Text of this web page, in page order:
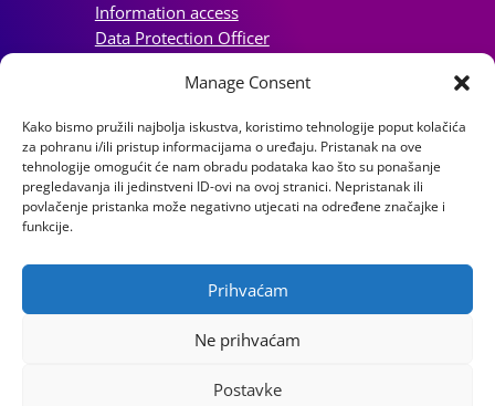
Manage Consent
Kako bismo pružili najbolja iskustva, koristimo tehnologije poput kolačića
za pohranu i/ili pristup informacijama o uređaju. Pristanak na ove
tehnologije omogućit će nam obradu podataka kao što su ponašanje
pregledavanja ili jedinstveni ID-ovi na ovoj stranici. Nepristanak ili
povlačenje pristanka može negativno utjecati na određene značajke i
funkcije.
Prihvaćam
Ne prihvaćam
Postavke
Information access
Data Protection Officer
Impressum
Information about cookies (EU)
Contact